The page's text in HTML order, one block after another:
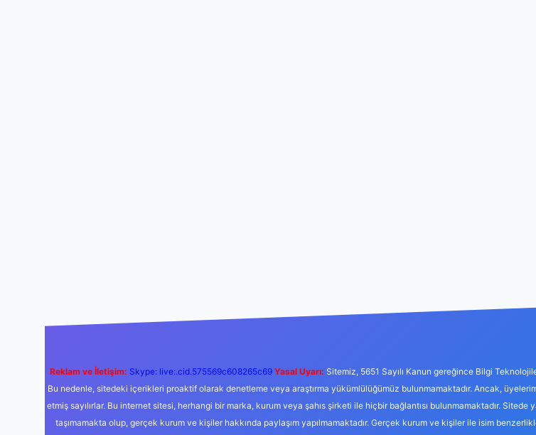
Reklam ve İletişim: Skype: live:.cid.575569c608265c69 Yasal Uyarı: Sitemiz, 5651 Sayılı Kanun gereğince Bilgi
Bu nedenle, sitedeki içerikleri proaktif olarak denetleme veya araştırma yükümlülüğümüz bulunmamaktadır. Ancak,
etmiş sayılırlar. Bu internet sitesi, herhangi bir marka, kurum veya şahıs şirketi ile hiçbir bağlantısı bulunmamaktadır.
taşımamakta olup, gerçek kurum ve kişiler hakkında paylaşım yapılmamaktadır. Gerçek kurum ve kişiler ile isim